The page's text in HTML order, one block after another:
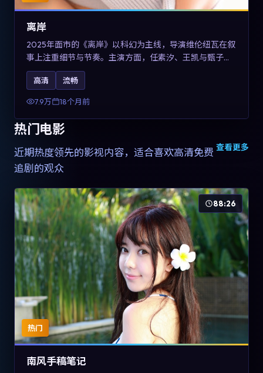
离岸
2025年面市的《离岸》以科幻为主线，导演维伦纽瓦在叙
事上注重细节与节奏。主演方面，任素汐、王凯与甄子丹
的表演为角色增添层次。故事把东方美学与类型节奏做本
土化融合，可作为德国影视爱好者的高清观影选择。
高清 流畅
7.9万 18个月前
热门电影
近期热度领先的影视内容，适合喜欢高清免费
追剧的观众
查看更多
热门
88:26
南风手稿笔记